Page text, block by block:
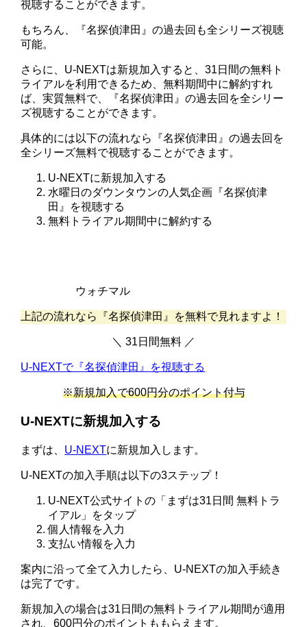
視聴することができます。
もちろん、『名探偵津田』の過去回も全シリーズ視聴
可能。
さらに、U-NEXTは新規加入すると、31日間の無料ト
ライアルを利用できるため、無料期間中に解約すれ
ば、実質無料で、『名探偵津田』の過去回を全シリー
ズ視聴することができます。
具体的には以下の流れなら『名探偵津田』の過去回を
全シリーズ無料で視聴することができます。
U-NEXTに新規加入する
水曜日のダウンタウンの人気企画『名探偵津
田』を視聴する
無料トライアル期間中に解約する
ウォチマル
上記の流れなら『名探偵津田』を無料で見れますよ！
＼ 31日間無料 ／
U-NEXTで『名探偵津田』を視聴する
※新規加入で600円分のポイント付与
U-NEXTに新規加入する
まずは、 U-NEXTに新規加入します。
U-NEXTの加入手順は以下の3ステップ！
U-NEXT公式サイトの「まずは31日間 無料トラ
イアル」をタップ
個人情報を入力
支払い情報を入力
案内に沿って全て入力したら、U-NEXTの加入手続き
は完了です。
新規加入の場合は31日間の無料トライアル期間が適用
され、600円分のポイントももらえます。